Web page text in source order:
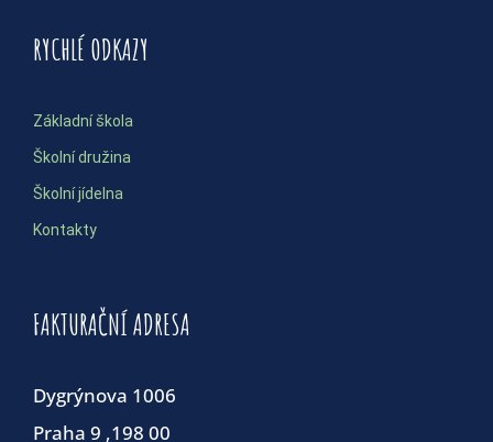
RYCHLÉ ODKAZY
Základní škola
Školní družina
Školní jídelna
Kontakty
FAKTURAČNÍ ADRESA
Dygrýnova 1006
Praha 9 ,198 00